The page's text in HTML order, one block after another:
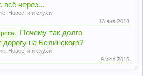
всё через...
Новости и слухи
13 янв 2018
Почему так долго
на Белинского?
Новости и слухи
9 июл 2015